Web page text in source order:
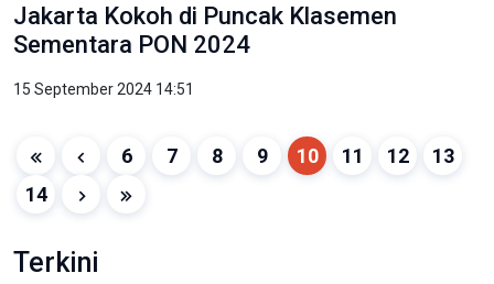
Jakarta Kokoh di Puncak Klasemen
Sementara PON 2024
15 September 2024 14:51
6 7 8 9 10 11 12
13
14
Terkini